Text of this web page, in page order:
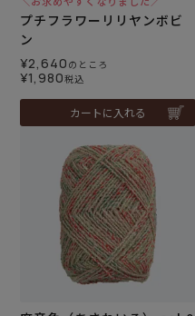
プチフラワーリリヤンボビ
ン
¥2,640 のところ
¥1,980税込
カートに入れる